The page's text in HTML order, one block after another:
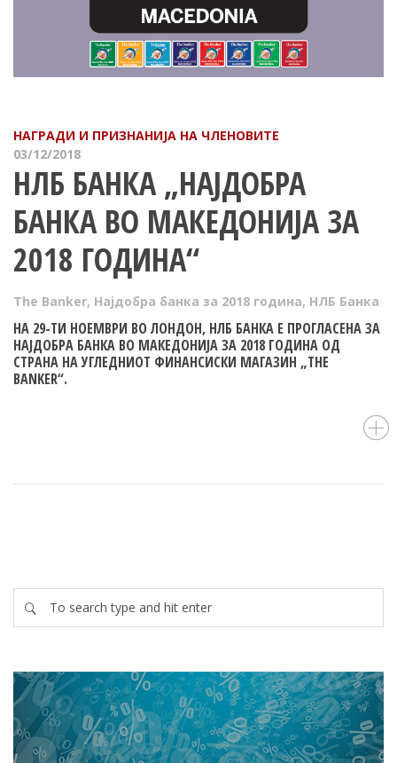
НАГРАДИ И ПРИЗНАНИЈА НА ЧЛЕНОВИТЕ
03/12/2018
НЛБ БАНКА „НАЈДОБРА
БАНКА ВО МАКЕДОНИЈА ЗА
2018 ГОДИНА“
The Banker, Најдобра банка за 2018 година, НЛБ Банка
НА 29-ТИ НОЕМВРИ ВО ЛОНДОН, НЛБ БАНКА Е ПРОГЛАСЕНА ЗА
НАЈДОБРА БАНКА ВО МАКЕДОНИЈА ЗА 2018 ГОДИНА ОД
СТРАНА НА УГЛЕДНИОТ ФИНАНСИСКИ МАГАЗИН „THE
BANKER“.